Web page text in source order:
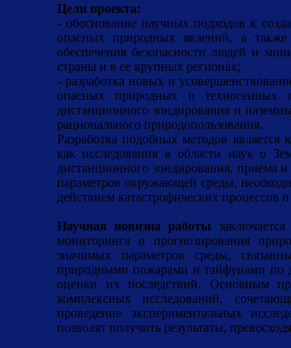
Цели проекта:
- обоснование научных подходов к
опасных природных явлений, а также
обеспечения безопасности людей и
страны и в ее крупных регионах;
- разработка новых и
опасных природных и техногенных
дистанционного зондирования и
рационального природопользования.
Разработка подобных методов
как исследования в области наук о
дистанционного зондирования, приёма
параметров окружающей среды,
действием катастрофических процессов
Научная новизнаработы
мониторинга и прогнозирования
значимых параметров среды,
природными пожарами и тайфунами по
оценки их последствий. Основным
комплексных исследований,
проведение экспериментальных
позволят получить результаты,